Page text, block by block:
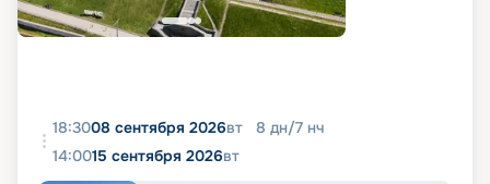
18:3008 сентября 2026вт 8 дн/7 нч
14:0015 сентября 2026вт